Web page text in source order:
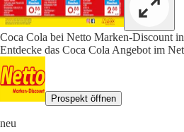
Coca Cola bei Netto Marken-Discount
Entdecke das Coca Cola Angebot im
Prospekt öffnen
neu